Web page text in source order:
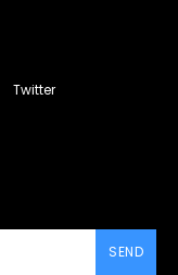
Twitter
SEND